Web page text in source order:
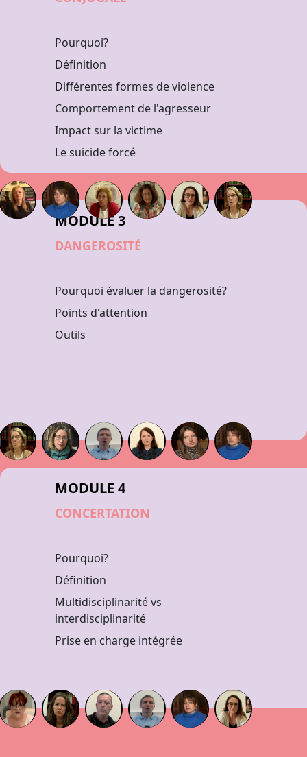
Pourquoi?
Définition
Différentes formes de violence
Comportement de l'agresseur
Impact sur la victime
Le suicide forcé
MODULE 3
DANGEROSITÉ
Pourquoi évaluer la dangerosité?
Points d'attention
Outils
MODULE 4
CONCERTATION
Pourquoi?
Définition
Multidisciplinarité vs
interdisciplinarité
Prise en charge intégrée